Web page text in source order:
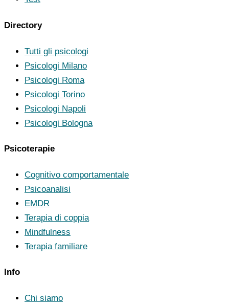
Directory
Tutti gli psicologi
Psicologi Milano
Psicologi Roma
Psicologi Torino
Psicologi Napoli
Psicologi Bologna
Psicoterapie
Cognitivo comportamentale
Psicoanalisi
EMDR
Terapia di coppia
Mindfulness
Terapia familiare
Info
Chi siamo